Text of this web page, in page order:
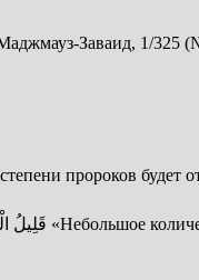
Заваид, 1/325
пророков будет